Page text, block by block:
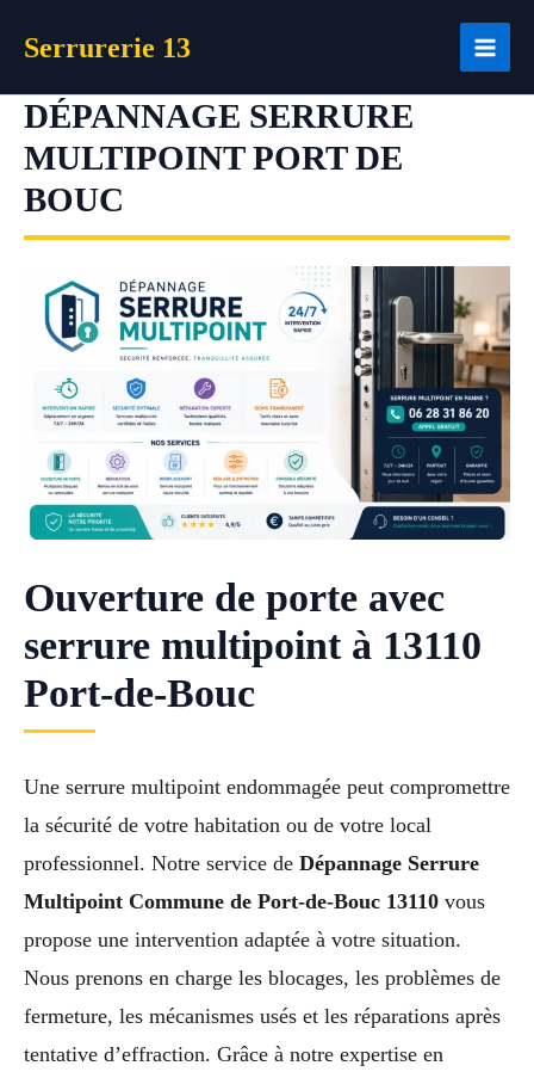
Serrurerie 13
DÉPANNAGE SERRURE
MULTIPOINT PORT DE
BOUC
Ouverture de porte avec
serrure multipoint à 13110
Port-de-Bouc
Une serrure multipoint endommagée peut compromettre
la sécurité de votre habitation ou de votre local
professionnel. Notre service de Dépannage Serrure
Multipoint Commune de Port-de-Bouc 13110 vous
propose une intervention adaptée à votre situation.
Nous prenons en charge les blocages, les problèmes de
fermeture, les mécanismes usés et les réparations après
tentative d’effraction. Grâce à notre expertise en